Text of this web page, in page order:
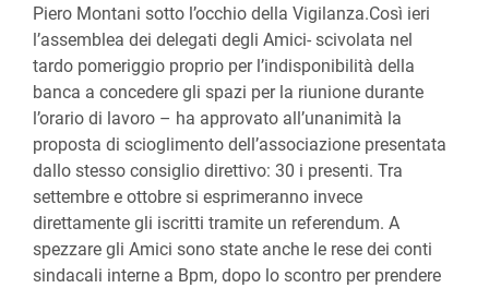
Piero Montani sotto l’occhio della Vigilanza.Così ieri
l’assemblea dei delegati degli Amici- scivolata nel
tardo pomeriggio proprio per l’indisponibilità della
banca a concedere gli spazi per la riunione durante
l’orario di lavoro – ha approvato all’unanimità la
proposta di scioglimento dell’associazione presentata
dallo stesso consiglio direttivo: 30 i presenti. Tra
settembre e ottobre si esprimeranno invece
direttamente gli iscritti tramite un referendum. A
spezzare gli Amici sono state anche le rese dei conti
sindacali interne a Bpm, dopo lo scontro per prendere